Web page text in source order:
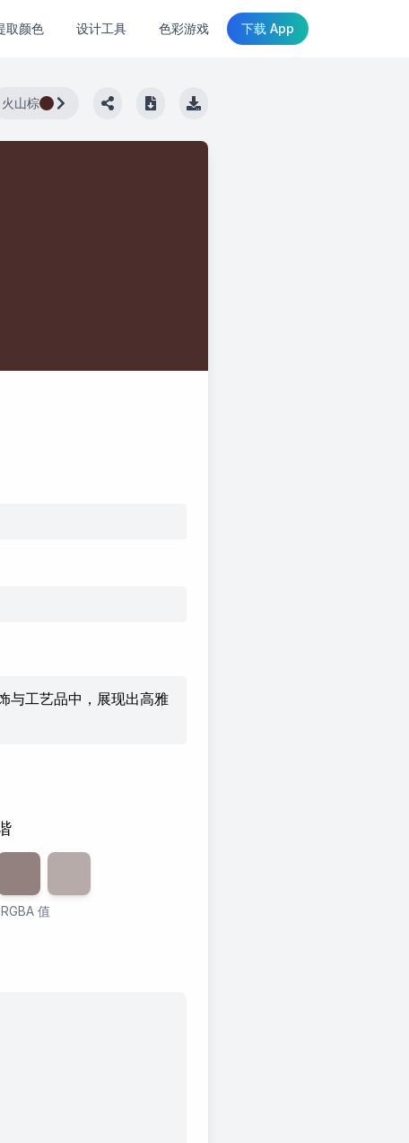
取颜色 设计工具 色彩游戏 下载 App
火山棕
与工艺品中，展现出高雅
明度 60
透明度
值